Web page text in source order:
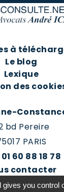
à
Le blog
Lexique
des
bd Pereire
PARIS
60 88 18 78
contacter
rendez-
you control